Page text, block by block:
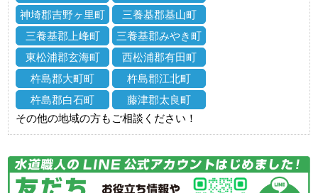
神埼郡吉野ヶ里町
三養基郡基山町
三養基郡上峰町
三養基郡みやき町
東松浦郡玄海町
西松浦郡有田町
杵島郡大町町
杵島郡江北町
杵島郡白石町
藤津郡太良町
その他の地域の方もご相談ください！